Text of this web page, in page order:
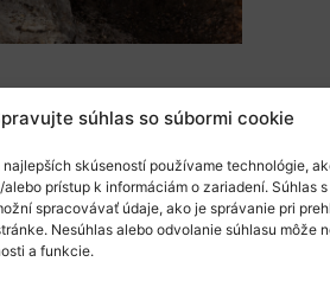
súhlas so súbormi cookie
skúseností používame technológie,
prístup k informáciám o zariadení. Súhlas
spracovávať údaje, ako je správanie pri
Nesúhlas alebo odvolanie súhlasu môže
a funkcie.
a výzvu na predkladanie
). Cieľom iniciatívy je posilniť
aj pre sektor obrany a letectva.
Európskej únie.
prístupu k týmto materiálom. V
na: